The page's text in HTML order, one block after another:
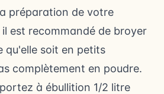
préparation de votre
est recommandé de broyer
qu'elle soit en petits
complètement en poudre.
à ébullition 1/2 litre